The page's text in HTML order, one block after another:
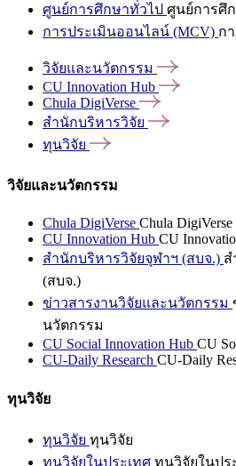
ศูนย์การศึกษาทั่วไป ศูนย์การศึ
การประเมินออนไลน์ (MCV) ก
วิจัยและนวัตกรรม
CU Innovation Hub
Chula DigiVerse
สำนักบริหารวิจัย
ทุนวิจัย
วิจัยและนวัตกรรม
Chula DigiVerse Chula DigiVerse
CU Innovation Hub CU
สำนักบริหารวิจัยจุฬาฯ (สบจ.) ส
(สบจ.)
ข่าวสารงานวิจัยและนวัตกรรม
นวัตกรรม
CU Social Innovation Hub CU
CU-Daily Research CU-Daily
ทุนวิจัย
ทุนวิจัย ทุนวิจัย
ทุนวิจัยในประเทศ ทุนวิจัยในปร